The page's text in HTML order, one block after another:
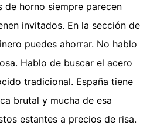
de horno siempre parecen
invitados. En la sección de
puedes ahorrar. No hablo
Hablo de buscar el acero
tradicional. España tiene
brutal y mucha de esa
estantes a precios de risa.